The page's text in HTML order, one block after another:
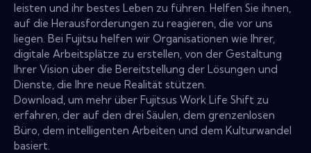
leisten und ihr bestes Leben zu führen. Helfen Sie ihnen,
auf die Herausforderungen zu reagieren, die vor uns
liegen. Bei Fujitsu helfen wir Organisationen wie Ihrer,
digitale Arbeitsplätze zu erstellen, von der Gestaltung
Ihrer Vision über die Bereitstellung der Lösungen und
Dienste, die Ihre neue Realität stützen.
Download, um mehr über Fujitsus Work Life Shift zu
erfahren, der auf den drei Säulen, dem grenzenlosen
Büro, dem intelligenten Arbeiten und dem Kulturwandel
basiert.